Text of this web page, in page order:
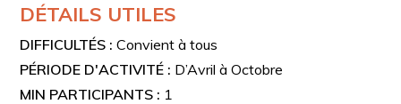
DÉTAILS UTILES
DIFFICULTÉS :Convient à tous
PÉRIODE D'ACTIVITÉ : D’Avril à Octobre
MIN PARTICIPANTS : 1